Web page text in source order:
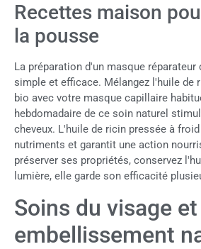
Recettes maison
la pousse
La préparation d'un masque réparateur
simple et efficace. Mélangez l'huile de
bio avec votre masque capillaire
hebdomadaire de ce soin naturel
cheveux. L'huile de ricin pressée à
nutriments et garantit une action
préserver ses propriétés, conservez
lumière, elle garde son efficacité
Soins du visage et
embellissement